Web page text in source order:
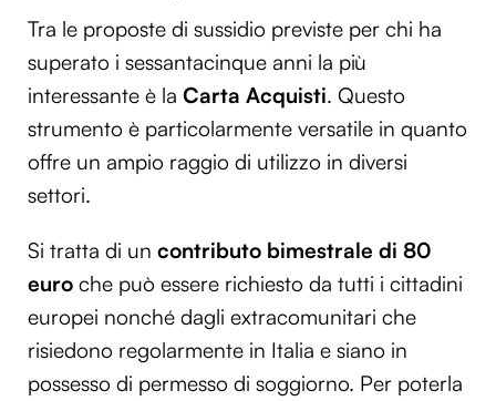
Tra le proposte di sussidio previste per chi ha
superato i sessantacinque anni la più
interessante è la Carta Acquisti. Questo
strumento è particolarmente versatile in quanto
offre un ampio raggio di utilizzo in diversi
settori.
Si tratta di un contributo bimestrale di 80
euro che può essere richiesto da tutti i cittadini
europei nonché dagli extracomunitari che
risiedono regolarmente in Italia e siano in
possesso di permesso di soggiorno. Per poterla